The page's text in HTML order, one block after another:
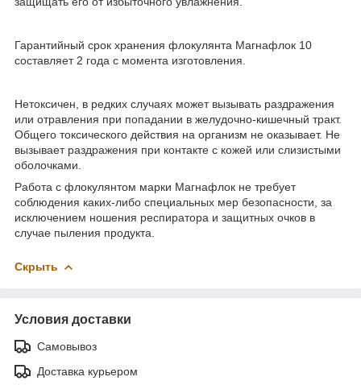
Гарантийный срок хранения флокулянта Магнафлок 10
составляет 2 года с момента изготовления.
Нетоксичен, в редких случаях может вызывать раздражения
или отравления при попадании в желудочно-кишечный тракт.
Общего токсического действия на организм не оказывает. Не
вызывает раздражения при контакте с кожей или слизистыми
оболочками.
Работа с флокулянтом марки Магнафлок не требует
соблюдения каких-либо специальных мер безопасности, за
исключением ношения респиратора и защитных очков в
случае пыления продукта.
Скрыть
Условия доставки
Самовывоз
Доставка курьером